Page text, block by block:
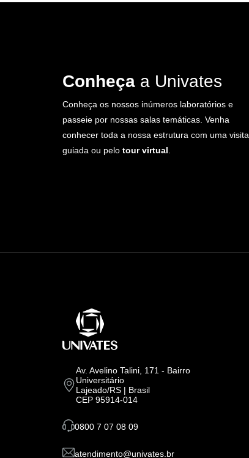
Conheça a Univates
Conheça os nossos inúmeros laboratórios e
passeie por nossas salas temáticas. Venha
conhecer toda a nossa estrutura com uma visita
guiada ou pelo tour virtual
Av. Avelino Talini, 171 - Bairro
Universitário
Lajeado/RS | Brasil
CEP 95914-014
0800 7 07 08 09
atendimento@univates.br